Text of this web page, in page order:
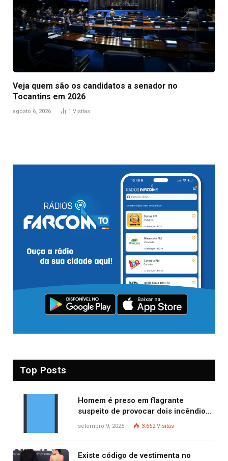
Veja quem são os candidatos a senador no
Tocantins em 2026
agosto 6, 2026 1 Visitas
Top Posts
Homem é preso em flagrante
suspeito de provocar dois incêndios
criminosos no mesmo dia
setembro 9, 2025 3.662Visitas
Existe código de vestimenta no